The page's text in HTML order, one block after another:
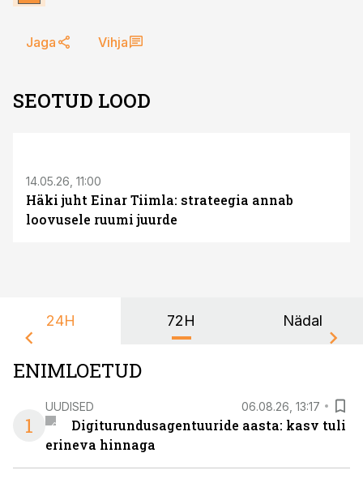
Jaga Vihja
SEOTUD LOOD
14.05.26, 11:00
Häki juht Einar Tiimla: strateegia annab
loovusele ruumi juurde
24H 72H Nädal
ENIMLOETUD
1
UUDISED 06.08.26, 13:17
Digiturundusagentuuride aasta: kasv tuli
erineva hinnaga